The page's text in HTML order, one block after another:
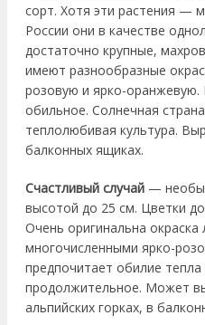
сорт. Хотя эти растения —
России они в качестве
достаточно крупные,
имеют разнообразные
розовую и ярко-оранжевую.
обильное. Солнечная
теплолюбивая культура.
балконных ящиках.
Счастливый случай —
высотой до 25 см. Цветки
Очень оригинальна
многочисленными ярко-
предпочитает обилие
продолжительное. Может
альпийских горках, в